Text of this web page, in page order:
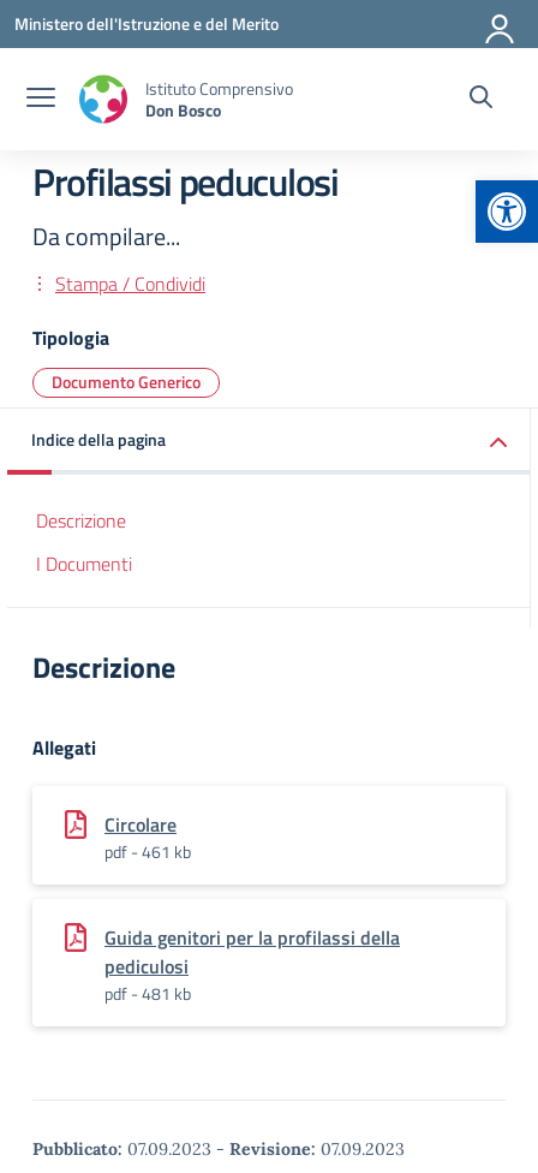
Vai ai contenuti
Vai al menu di navigazione
Vai al footer
Ministero dell'Istruzione e del Merito
Istituto Comprensivo
Don Bosco
Profilassi peduculosi
Da compilare...
Stampa / Condividi
Tipologia
Documento Generico
Indice della pagina
Descrizione
I Documenti
Descrizione
Allegati
Circolare
pdf - 461 kb
Guida genitori per la profilassi della
pediculosi
pdf - 481 kb
Pubblicato: 07.09.2023 - Revisione: 07.09.2023